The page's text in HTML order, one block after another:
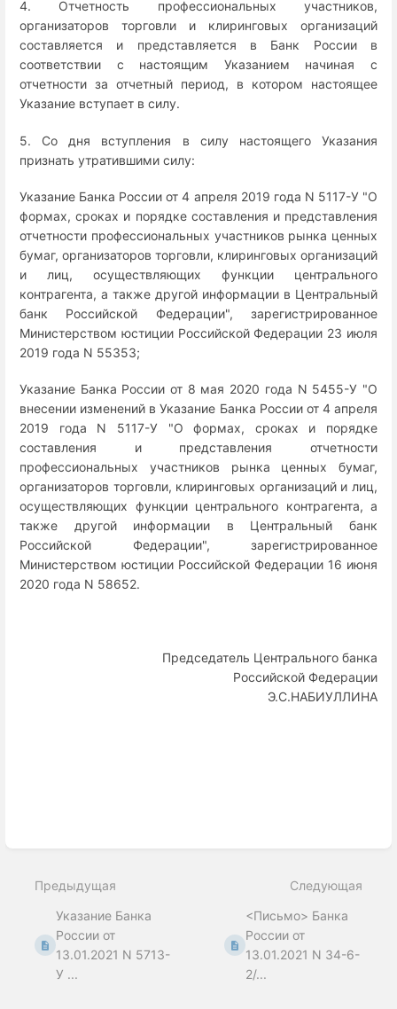
4. Отчетность профессиональных участников,
организаторов торговли и клиринговых организаций
составляется и представляется в Банк России в
соответствии с настоящим Указанием начиная с
отчетности за отчетный период, в котором настоящее
Указание вступает в силу.
5. Со дня вступления в силу настоящего Указания
признать утратившими силу:
Указание Банка России от 4 апреля 2019 года N 5117-У "О
формах, сроках и порядке составления и представления
отчетности профессиональных участников рынка ценных
бумаг, организаторов торговли, клиринговых организаций
и лиц, осуществляющих функции центрального
контрагента, а также другой информации в Центральный
банк Российской Федерации", зарегистрированное
Министерством юстиции Российской Федерации 23 июля
2019 года N 55353;
Указание Банка России от 8 мая 2020 года N 5455-У "О
внесении изменений в Указание Банка России от 4 апреля
2019 года N 5117-У "О формах, сроках и порядке
составления и представления отчетности
профессиональных участников рынка ценных бумаг,
организаторов торговли, клиринговых организаций и лиц,
осуществляющих функции центрального контрагента, а
также другой информации в Центральный банк
Российской Федерации", зарегистрированное
Министерством юстиции Российской Федерации 16 июня
2020 года N 58652.
Председатель Центрального банка
Российской Федерации
Э.С.НАБИУЛЛИНА
mode
Предыдущая
Указание Банка
России от
13.01.2021 N 5713-
У ...
Следующая
<Письмо> Банка
России от
13.01.2021 N 34-6-
2/...